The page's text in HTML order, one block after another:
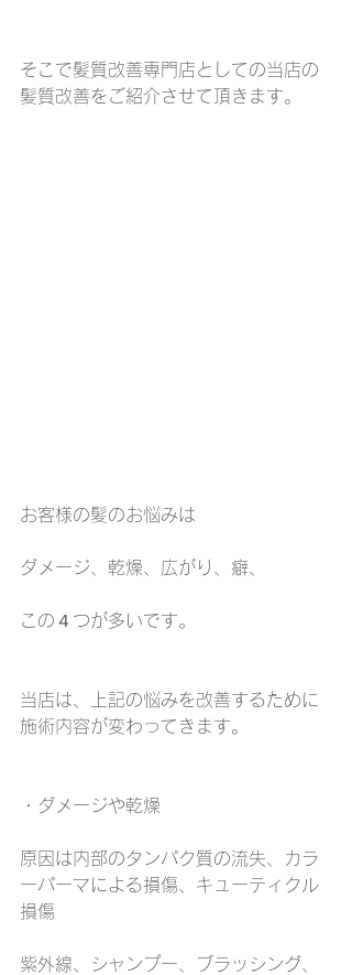
そこで髪質改善専門店としての当店の
髪質改善をご紹介させて頂きます。
お客様の髪のお悩みは
ダメージ、乾燥、広がり、癖、
この４つが多いです。
当店は、上記の悩みを改善するために
施術内容が変わってきます。
・ダメージや乾燥
原因は内部のタンパク質の流失、カラ
ーパーマによる損傷、キューティクル
損傷
紫外線、シャンプー、ブラッシング、